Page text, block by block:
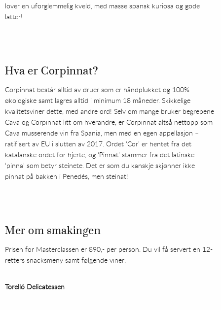
lover en uforglemmelig kveld, med masse spansk kuriosa og gode
latter!
Hva er Corpinnat?
Corpinnat består alltid av druer som er håndplukket og 100%
økologiske samt lagres alltid i minimum 18 måneder. Skikkelige
kvalitetsviner dette, med andre ord! Selv om mange bruker begrepene
Cava og Corpinnat litt om hverandre, er Corpinnat altså nettopp som
Cava musserende vin fra Spania, men med en egen appellasjon –
ratifisert av EU i slutten av 2017. Ordet ‘Cor’ er hentet fra det
katalanske ordet for hjerte, og ‘Pinnat’ stammer fra det latinske
‘pinna’ som betyr steinete. Det er som du kanskje skjønner ikke
pinnat på bakken i Penedés, men steinat!
Mer om smakingen
Prisen for Masterclassen er 890,- per person. Du vil få servert en 12-
retters snacksmeny samt følgende viner:
Torelló Delicatessen